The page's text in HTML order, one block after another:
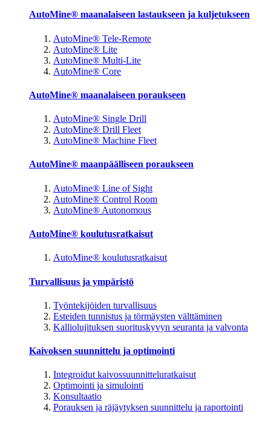
AutoMine® maanalaiseen lastaukseen ja kuljetukseen
AutoMine® Tele-Remote
AutoMine® Lite
AutoMine® Multi-Lite
AutoMine® Core
AutoMine® maanalaiseen poraukseen
AutoMine® Single Drill
AutoMine® Drill Fleet
AutoMine® Machine Fleet
AutoMine® maanpäälliseen poraukseen
AutoMine® Line of Sight
AutoMine® Control Room
AutoMine® Autonomous
AutoMine® koulutusratkaisut
AutoMine® koulutusratkaisut
Turvallisuus ja ympäristö
Työntekijöiden turvallisuus
Esteiden tunnistus ja törmäysten välttäminen
Kalliolujituksen suorituskyvyn seuranta ja valvonta
Kaivoksen suunnittelu ja optimointi
Integroidut kaivossuunnitteluratkaisut
Optimointi ja simulointi
Konsultaatio
Porauksen ja räjäytyksen suunnittelu ja raportointi